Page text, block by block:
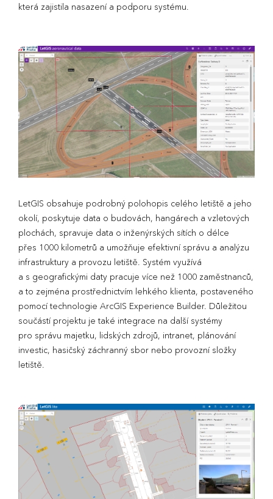
která zajistila nasazení a podporu systému.
LetGIS obsahuje podrobný polohopis celého letiště a jeho
okolí, poskytuje data o budovách, hangárech a vzletových
plochách, spravuje data o inženýrských sítích o délce
přes 1000 kilometrů a umožňuje efektivní správu a analýzu
infrastruktury a provozu letiště. Systém využívá
a s geografickými daty pracuje více než 1000 zaměstnanců,
a to zejména prostřednictvím lehkého klienta, postaveného
pomocí technologie ArcGIS Experience Builder. Důležitou
součástí projektu je také integrace na další systémy
pro správu majetku, lidských zdrojů, intranet, plánování
investic, hasičský záchranný sbor nebo provozní složky
letiště.